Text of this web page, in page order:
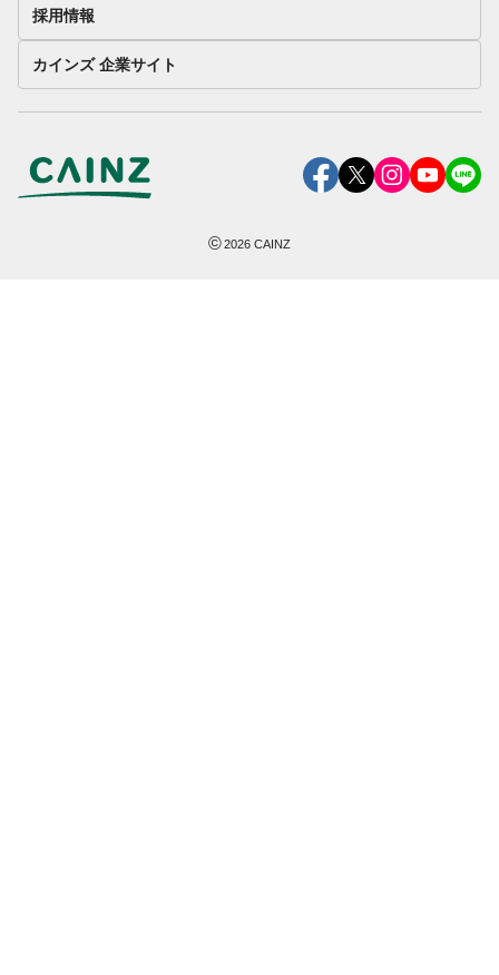
採用情報
カインズ 企業サイト
©2026 CAINZ